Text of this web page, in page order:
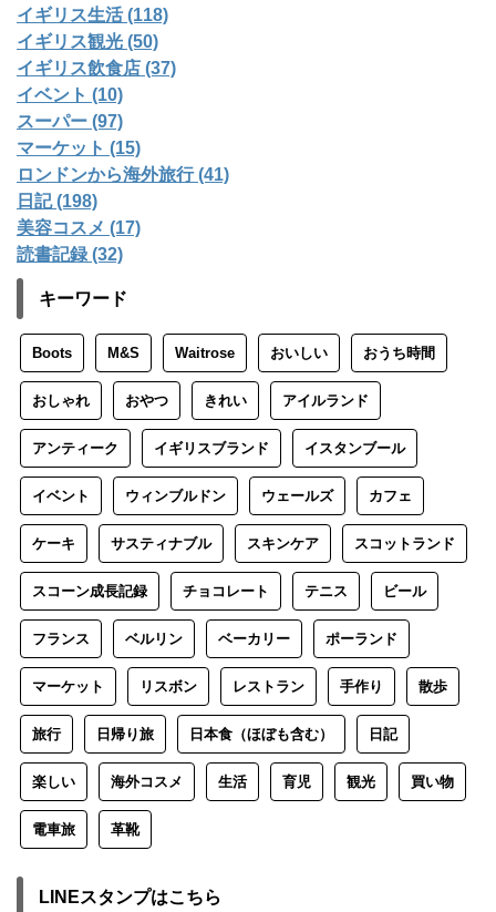
イギリス生活 (118)
イギリス観光 (50)
イギリス飲食店 (37)
イベント (10)
スーパー (97)
マーケット (15)
ロンドンから海外旅行 (41)
日記 (198)
美容コスメ (17)
読書記録 (32)
キーワード
Boots M&S Waitrose おいしい おうち時間
おしゃれ おやつ きれい アイルランド
アンティーク イギリスブランド イスタンブール
イベント ウィンブルドン ウェールズ カフェ
ケーキ サスティナブル スキンケア スコットランド
スコーン成長記録 チョコレート テニス ビール
フランス ベルリン ベーカリー ポーランド
マーケット リスボン レストラン 手作り 散歩
旅行 日帰り旅 日本食（ほぼも含む） 日記
楽しい 海外コスメ 生活 育児 観光 買い物
電車旅 革靴
LINEスタンプはこちら